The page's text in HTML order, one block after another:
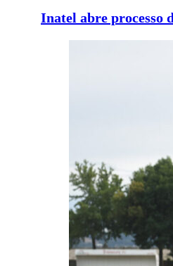
Inatel abre processo